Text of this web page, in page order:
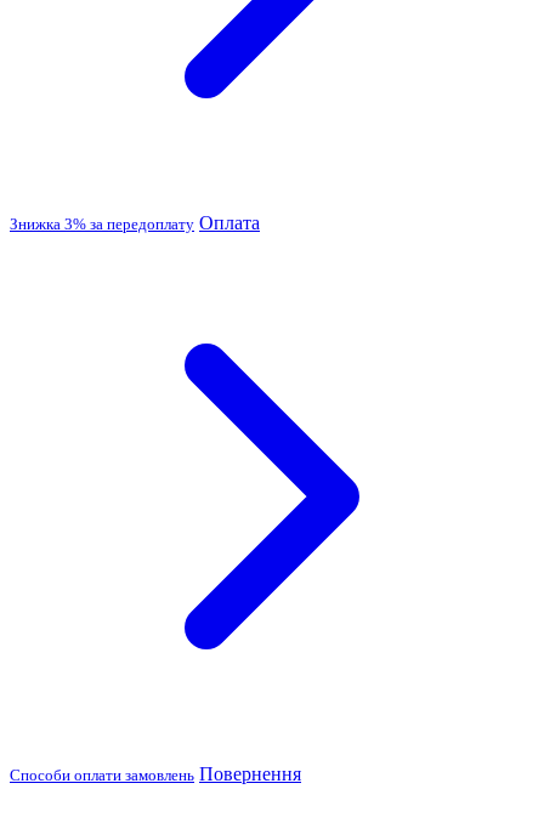
Знижка 3% за передоплату Оплата
Способи оплати замовлень Повернення